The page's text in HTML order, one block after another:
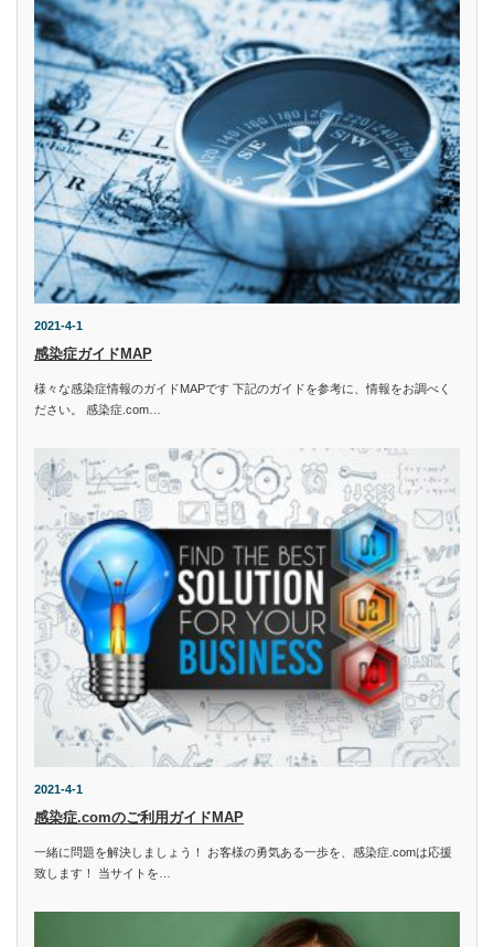
2021-4-1
感染症ガイドMAP
様々な感染症情報のガイドMAPです 下記のガイドを参考に、情報をお調べく
ださい。 感染症.com…
2021-4-1
感染症.comのご利用ガイドMAP
一緒に問題を解決しましょう！ お客様の勇気ある一歩を、感染症.comは応援
致します！ 当サイトを…